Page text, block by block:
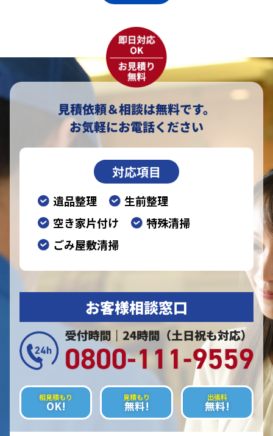
見積依頼＆相談は無料です。
お気軽にお電話ください
対応項目
遺品整理
生前整理
空き家片付け
特殊清掃
ごみ屋敷清掃
お客様相談窓口
相見積もり
OK!
見積もり
無料!
出張料
無料!